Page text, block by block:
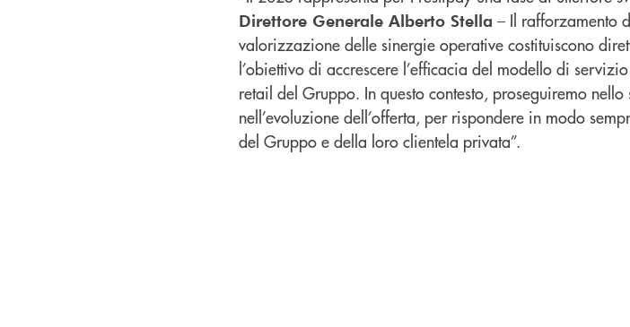
Direttore Generale Alberto Stella – Il rafforzamento
valorizzazione delle sinergie operative costituiscono
l’obiettivo di accrescere l’efficacia del modello di
retail del Gruppo. In questo contesto, proseguiremo
nell’evoluzione dell’offerta, per rispondere in modo
del Gruppo e della loro clientela privata”.